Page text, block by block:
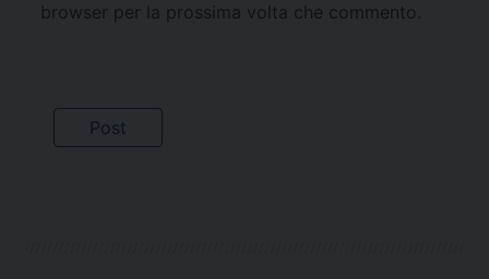
browser per la prossima volta che commento.